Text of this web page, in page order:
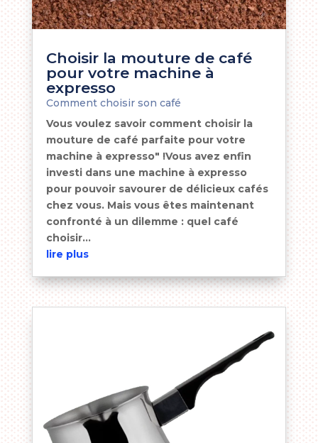
Choisir la mouture de café
pour votre machine à
expresso
Comment choisir son café
Vous voulez savoir comment choisir la
mouture de café parfaite pour votre
machine à expresso" !Vous avez enfin
investi dans une machine à expresso
pour pouvoir savourer de délicieux cafés
chez vous. Mais vous êtes maintenant
confronté à un dilemme : quel café
choisir...
lire plus